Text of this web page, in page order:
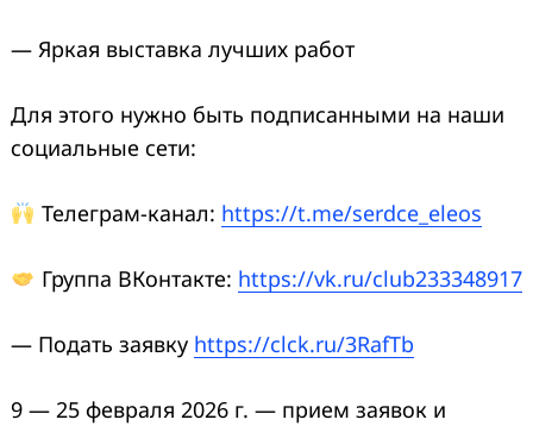
— Яркая выставка лучших работ
Для этого нужно быть подписанными на наши
социальные сети:
Телеграм-канал: https://t.me/serdce_eleos
Группа ВКонтакте: https://vk.ru/club233348917
— Подать заявку https://clck.ru/3RafTb
9 — 25 февраля 2026 г. — прием заявок и